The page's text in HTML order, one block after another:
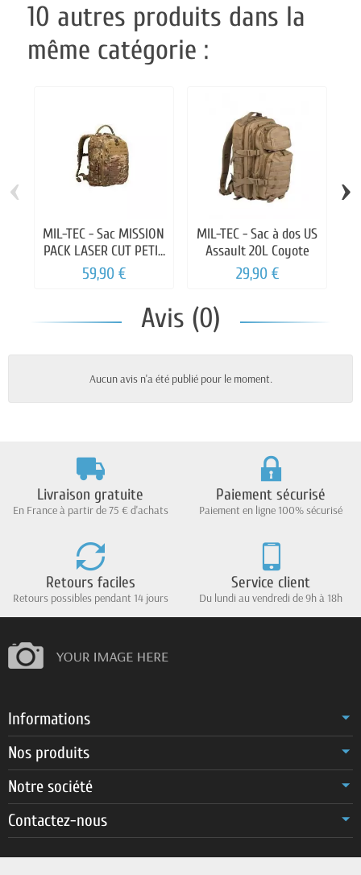
10 autres produits dans la
même catégorie :
MIL-TEC - Sac MISSION
PACK LASER CUT PETIT
Multicam20L
59,90 €
MIL-TEC - Sac à dos US
Assault 20L Coyote
29,90 €
‹ ›
Avis (0)
Aucun avis n'a été publié pour le moment.
Livraison gratuite
En France à partir de 75 € d'achats
Paiement sécurisé
Paiement en ligne 100% sécurisé
Retours faciles
Retours possibles pendant 14 jours
Service client
Du lundi au vendredi de 9h à 18h
Informations
Nos produits
Notre société
Contactez-nous